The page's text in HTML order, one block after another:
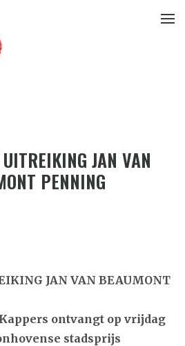
JAN VAN
PENNING
JAN VAN BEAUMONT
ontvangt op vrijdag
stadsprijs